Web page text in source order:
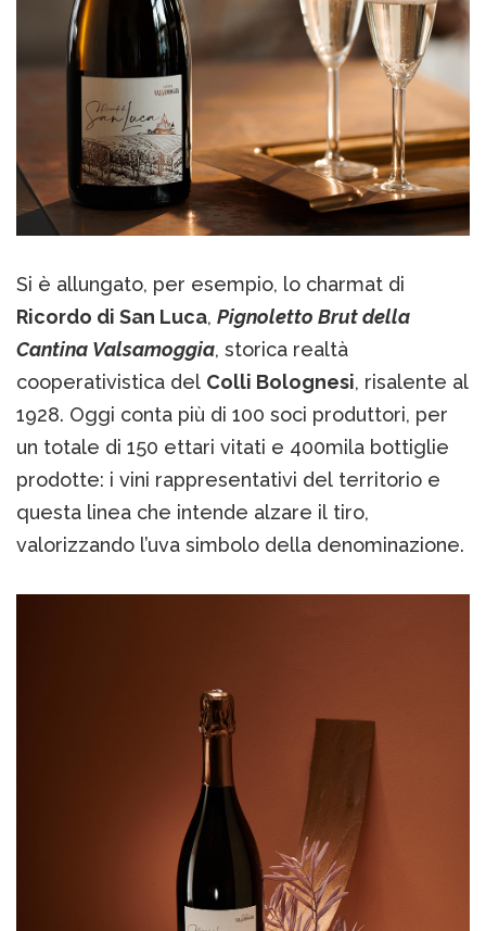
Si è allungato, per esempio, lo charmat di
Ricordo di San Luca, Pignoletto Brut della
Cantina Valsamoggia, storica realtà
cooperativistica del Colli Bolognesi, risalente al
1928. Oggi conta più di 100 soci produttori, per
un totale di 150 ettari vitati e 400mila bottiglie
prodotte: i vini rappresentativi del territorio e
questa linea che intende alzare il tiro,
valorizzando l’uva simbolo della denominazione.